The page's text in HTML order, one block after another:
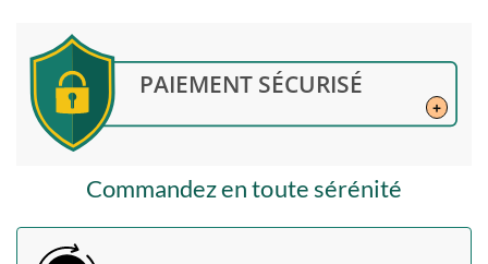
PAIEMENT SÉCURISÉ
+
Commandez en toute sérénité